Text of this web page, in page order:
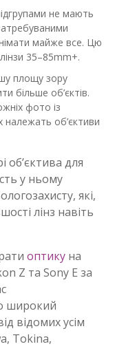
не мають
майже все. Цю
35–85mm+.
площу зору
більше об’єктів.
фото із
об’єктиви
об’єктива для
у ньому
які,
лінз навіть
оптику на
Z та Sony E за
широкий
відомих усім
Tokina,